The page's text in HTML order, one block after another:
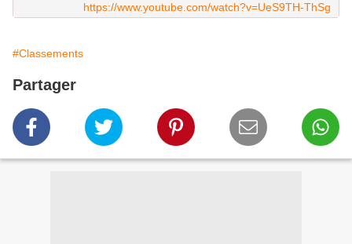
https://www.youtube.com/watch?v=UeS9TH-ThSg
#Classements
Partager